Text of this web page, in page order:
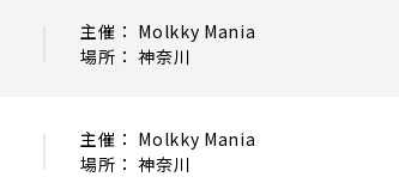
主催： Molkky Mania
場所： 神奈川
主催： Molkky Mania
場所： 神奈川